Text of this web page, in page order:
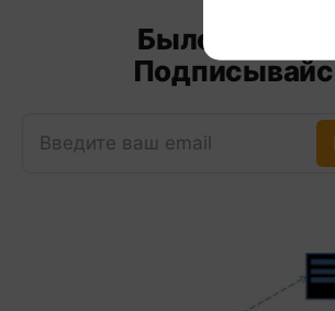
Было
Введите ваш email